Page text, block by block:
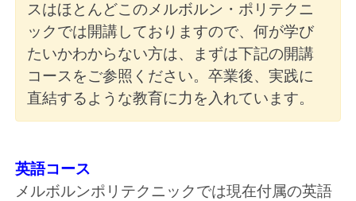
スはほとんどこのメルボルン・ポリテクニ
ックでは開講しておりますので、何が学び
たいかわからない方は、まずは下記の開講
コースをご参照ください。卒業後、実践に
直結するような教育に力を入れています。
英語コース
メルボルンポリテクニックでは現在付属の英語